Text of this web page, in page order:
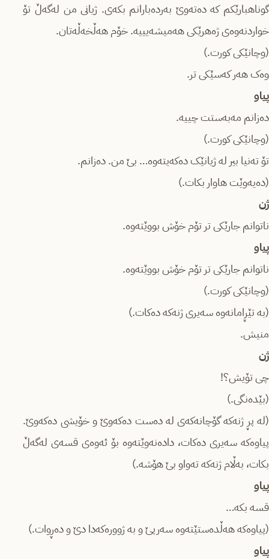
گوناهبارێکم کە دەتەوێ بەردەبارانم بکەی. ژیانی من لەگەڵ تۆ
خواردنەوەی ژەهرێکی هەمیشەیییە. خۆم هەڵخەڵەتان.
(وچانێکی کورت.)
وەک هەر کەسێکی تر.
پیاو
دەزانم مەبەستت چییە.
(وچانێکی کورت.)
تۆ تەنیا بیر لە ژیانێک دەکەیتەوە… بێ من. دەزانم.
(دەیەوێت هاوار بکات.)
ژن
ناتوانم جارێکی تر تۆم خۆش بووێتەوە.
پیاو
ناتوانم جارێکی تر تۆم خۆش بووێتەوە.
(وچانێکی کورت.)
(بە تێڕامانەوە سەیری ژنەکە دەکات.)
منیش.
ژن
چی تۆیش؟!
(بێدەنگی.)
(لە پڕ ژنەکە گۆچانەکەی لە دەست دەکەوێ و خۆیشی دەکەوێ.
پیاوەکە سەیری دەکات، دادەنەوێتەوە بۆ ئەوەی قسەی لەگەڵ
بکات، بەڵام ژنەکە تەواو بێ هۆشە.)
پیاو
قسە بکە…
(پیاوەکە هەڵدەستێتەوە سەرپێ و بە ژوورەکەدا دێ و دەڕوات.)
پیاو